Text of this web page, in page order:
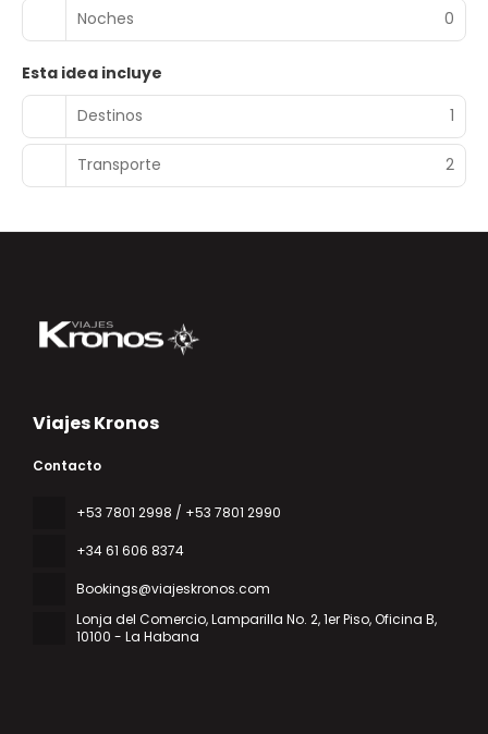
Noches 0
Esta idea incluye
Destinos
1
Transporte 2
Viajes Kronos
Contacto
‎+53 7801 2998 / +53 7801 2990
+34 61 606 8374
Bookings@viajeskronos.com
Lonja del Comercio, Lamparilla No. 2, 1er Piso, Oficina B,
10100 - La Habana